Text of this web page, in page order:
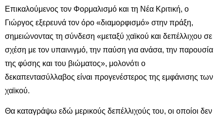
Επικαλούμενος τον Φορμαλισμό και τη Νέα Κριτική, ο
Γιώργος εξερευνά τον όρο «διαμορφισμό» στην πράξη,
σημειώνοντας τη σύνδεση «μεταξύ χαϊκού και δεπέλλιχου σε
σχέση με τον υπαινιγμό, την παύση για ανάσα, την παρουσία
της φύσης και του βιώματος», μολονότι ο
δεκαπεντασύλλαβος είναι προγενέστερος της εμφάνισης των
χαϊκού.
Θα καταγράψω εδώ μερικούς δεπέλλιχούς του, οι οποίοι δεν